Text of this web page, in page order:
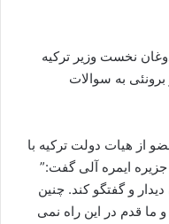
نخست وزیر ترکیه
به سوالات
از هیات دولت ترکیه با
ایمره آلی گفت:”
و گفتگو کند. چنین
قدم در این راه نمی